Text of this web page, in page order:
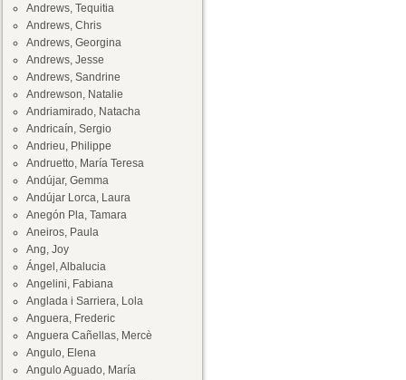
Andrews, Tequitia
Andrews, Chris
Andrews, Georgina
Andrews, Jesse
Andrews, Sandrine
Andrewson, Natalie
Andriamirado, Natacha
Andricaín, Sergio
Andrieu, Philippe
Andruetto, María Teresa
Andújar, Gemma
Andújar Lorca, Laura
Anegón Pla, Tamara
Aneiros, Paula
Ang, Joy
Ángel, Albalucia
Angelini, Fabiana
Anglada i Sarriera, Lola
Anguera, Frederic
Anguera Cañellas, Mercè
Angulo, Elena
Angulo Aguado, María